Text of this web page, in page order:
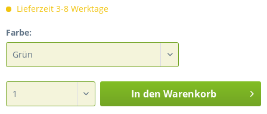
Lieferzeit 3-8 Werktage
Farbe:
In den Warenkorb